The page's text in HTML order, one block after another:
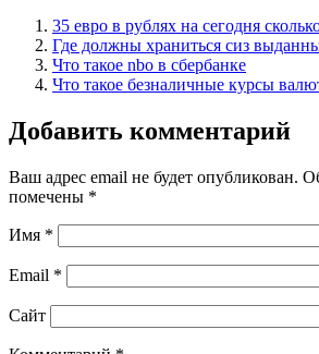
35 евро в рублях на сегодня
Где должны храниться сиз
Что такое nbo в сбербанке
Что такое безналичные курсы
Добавить комментарий
Ваш адрес email не будет опубликован.
помечены *
Имя *
Email *
Сайт